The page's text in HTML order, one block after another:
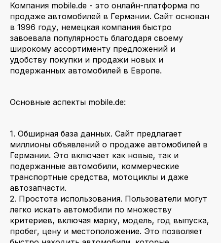
Компания mobile.de - это онлайн-платформа по
продаже автомобилей в Германии. Сайт основан
в 1996 году, немецкая компания быстро
завоевала популярность благодаря своему
широкому ассортименту предложений и
удобству покупки и продажи новых и
подержанных автомобилей в Европе.
Основные аспекты mobile.de:
1. Обширная база данных. Сайт предлагает
миллионы объявлений о продаже автомобилей в
Германии. Это включает как новые, так и
подержанные автомобили, коммерческие
транспортные средства, мотоциклы и даже
автозапчасти.
2. Простота использования. Пользователи могут
легко искать автомобили по множеству
критериев, включая марку, модель, год выпуска,
пробег, цену и местоположение. Это позволяет